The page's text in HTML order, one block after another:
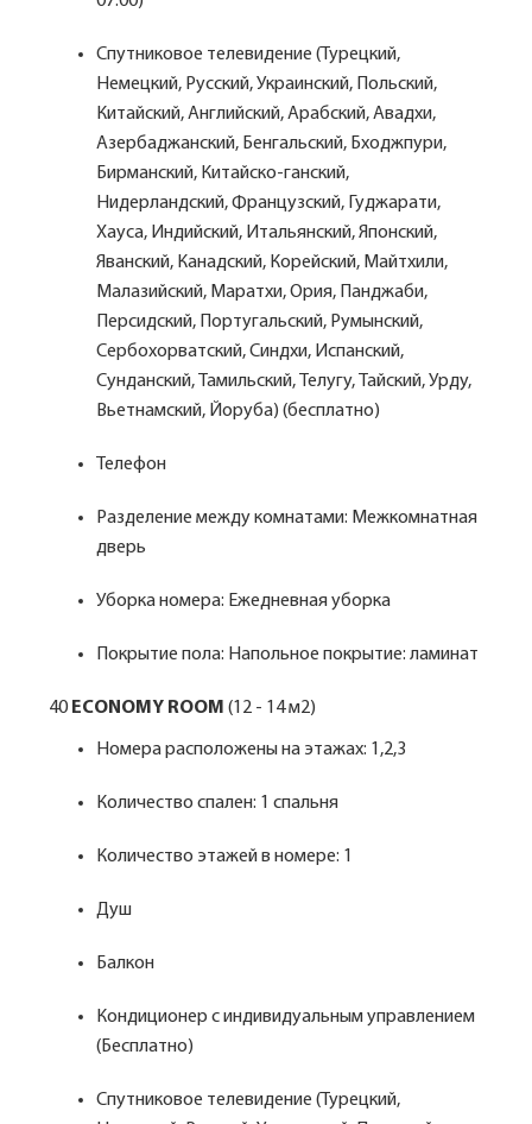
Спутниковое телевидение (Турецкий,
Немецкий, Русский, Украинский, Польский,
Китайский, Английский, Арабский, Авадхи,
Азербаджанский, Бенгальский, Бходжпури,
Бирманский, Китайско-ганский,
Нидерландский, Французский, Гуджарати,
Хауса, Индийский, Итальянский, Японский,
Яванский, Канадский, Корейский, Майтхили,
Малазийский, Маратхи, Ория, Панджаби,
Персидский, Португальский, Румынский,
Сербохорватский, Синдхи, Испанский,
Сунданский, Тамильский, Телугу, Тайский, Урду,
Вьетнамский, Йоруба) (бесплатно)
Телефон
Разделение между комнатами: Межкомнатная
дверь
Уборка номера: Ежедневная уборка
Покрытие пола: Напольное покрытие: ламинат
40 ECONOMY ROOM (12 - 14 м2)
Номера расположены на этажах: 1,2,3
Количество спален: 1 спальня
Количество этажей в номере: 1
Душ
Балкон
Кондиционер с индивидуальным управлением
(Бесплатно)
Спутниковое телевидение (Турецкий,